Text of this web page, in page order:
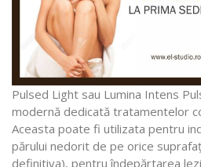
Pulsed Light sau Lumina Intens
modernă dedicată tratamentelor
Aceasta poate fi utilizata pentru
părului nedorit de pe orice
definitiva), pentru îndepărtarea